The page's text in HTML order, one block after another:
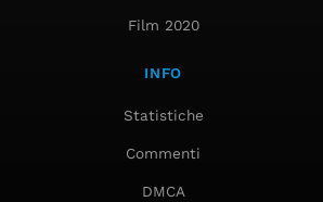
Film 2020
INFO
Statistiche
Commenti
DMCA